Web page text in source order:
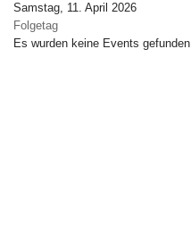
Samstag, 11. April 2026
Folgetag
Es wurden keine Events gefunden